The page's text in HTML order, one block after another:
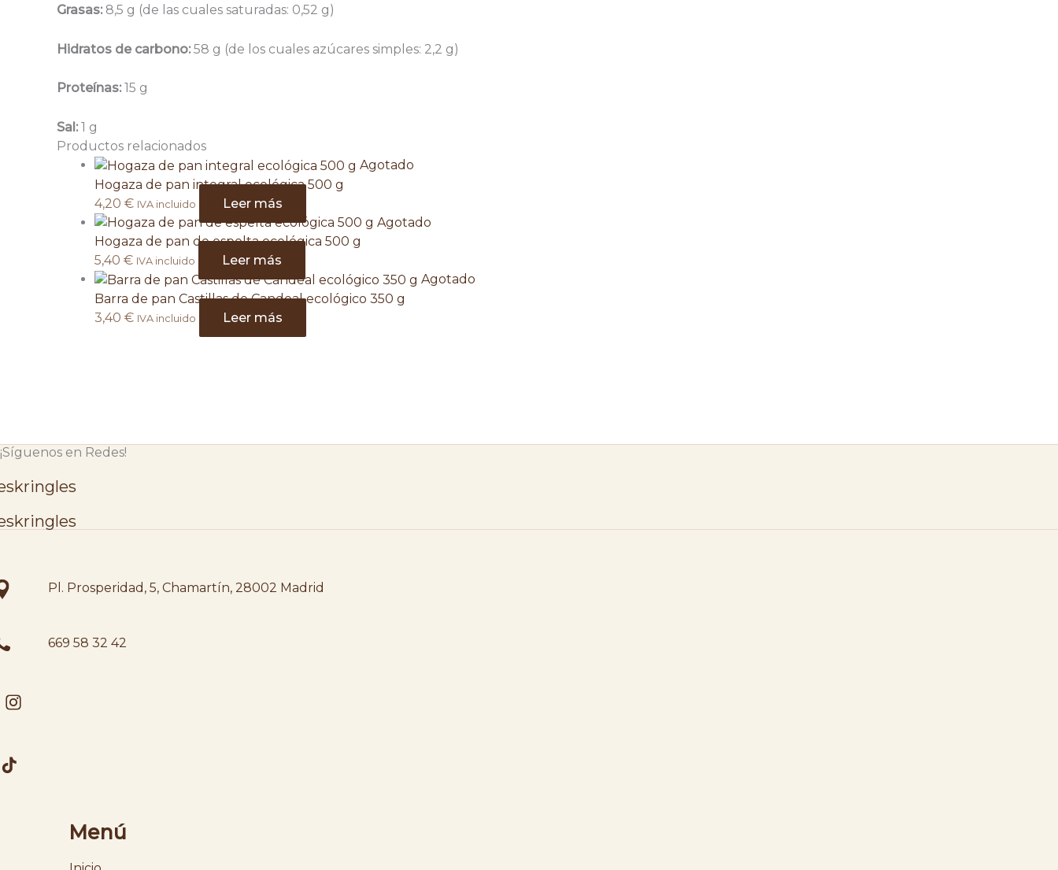
Grasas: 8,5 g (de las cuales saturadas: 0,52 g)
Hidratos de carbono: 58 g (de los cuales azúcares simples: 2,2 g)
Proteínas: 15 g
Sal: 1 g
Productos relacionados
Agotado
Hogaza de pan integral ecológica 500 g
4,20 € IVA incluido
Leer más
Agotado
Hogaza de pan de espelta ecológica 500 g
5,40 € IVA incluido
Leer más
Agotado
Barra de pan Castillas de Candeal ecológico 350 g
3,40 € IVA incluido Leer más
¡Síguenos en Redes!
Pl. Prosperidad, 5, Chamartín, 28002 Madrid
669 58 32 42
Menú